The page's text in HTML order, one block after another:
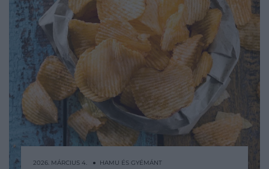
2026. MÁRCIUS 4. ● HAMU ÉS GYÉMÁNT